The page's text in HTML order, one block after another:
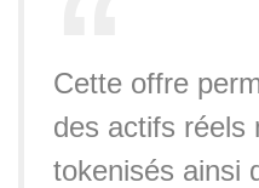
Cette offre
des actifs réels
tokenisés ainsi